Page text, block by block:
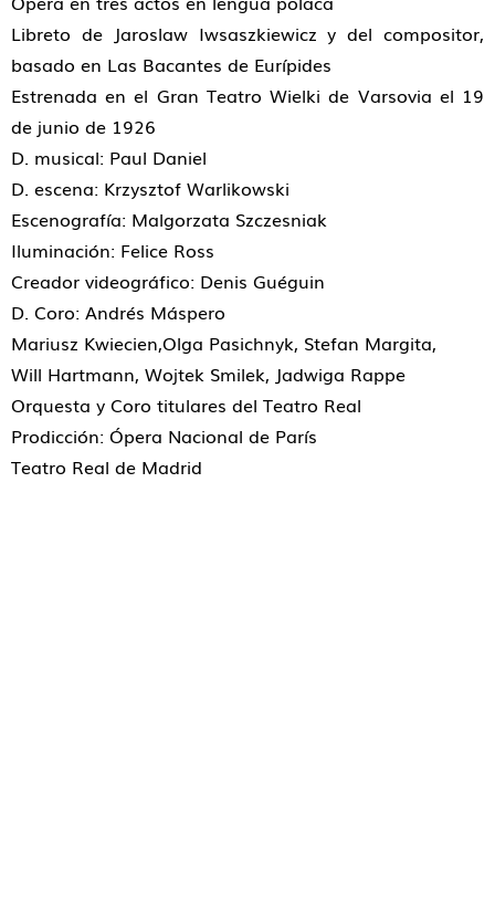
Libreto de Jaroslaw Iwsaszkiewicz y del compositor,
basado en Las Bacantes de Eurípides
Estrenada en el Gran Teatro Wielki de Varsovia el 19
de junio de 1926
D. musical: Paul Daniel
D. escena: Krzysztof Warlikowski
Escenografía: Malgorzata Szczesniak
Iluminación: Felice Ross
Creador videográfico: Denis Guéguin
D. Coro: Andrés Máspero
Mariusz Kwiecien,Olga Pasichnyk, Stefan Margita,
Will Hartmann, Wojtek Smilek, Jadwiga Rappe
Orquesta y Coro titulares del Teatro Real
Prodicción: Ópera Nacional de París
Teatro Real de Madrid